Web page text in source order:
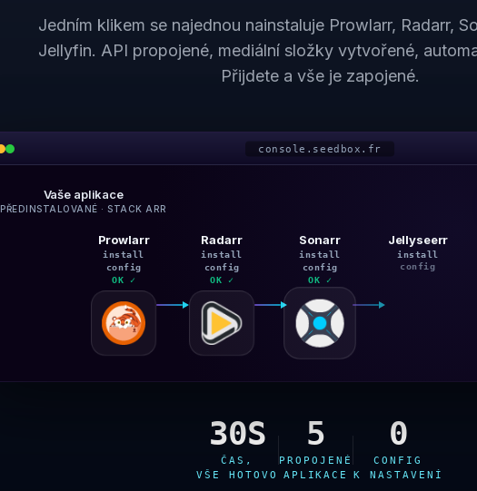
Jedním klikem se najednou nainstaluje Prowlarr, Radarr,
Jellyfin. API propojené, mediální složky vytvořené,
Přijdete a vše je zapojené.
console.seedbox.fr
Vaše aplikace
PŘEDINSTALOVANÉ · STACK ARR
Prowlarr
install
config
OK ✓
Radarr
install
config
OK ✓
Sonarr
install
config
OK ✓
Jellyseerr
install
config
30S
ČAS,
VŠE HOTOVO
5
PROPOJENÉ
APLIKACE
0
CONFIG
K NASTAVENÍ